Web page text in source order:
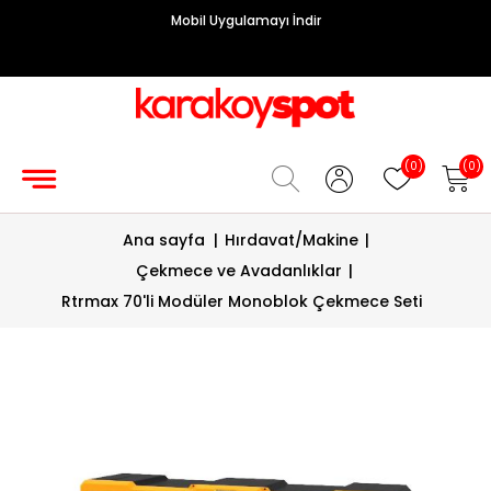
Mobil Uygulamayı İndir
(0) (0)
Grup
Sigorta/
Enerji
Vantilatörler
Ana sayfa | Hırdavat/Makine |
Çekmece ve Avadanlıklar |
Rtrmax 70'li Modüler Monoblok Çekmece Seti